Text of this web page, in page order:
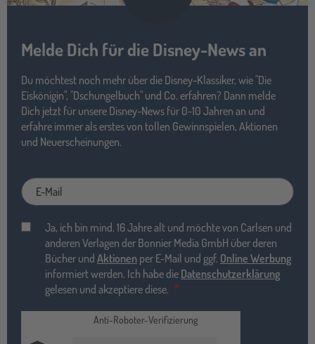
Melde Dich für die Disney-News an
Du möchtest noch mehr über die Disney-Klassiker, wie "Die
Eiskönigin", "Dschungelbuch" und Co. erfahren? Dann melde
Dich jetzt für unsere Disney-News für 0-10 Jahren an und
erfahre immer als erstes von tollen Gewinnspielen, Aktionen
und Neuerscheinungen.
E-
Mail
Ja, ich bin mind. 16 Jahre alt und möchte von Carlsen und
anderen Verlagen der Bonnier Media GmbH über deren
Bücher und Aktionen per E-Mail und ggf. Online Werbung
informiert werden. Ich habe die Datenschutzerklärung
gelesen und akzeptiere diese.
Anti-Roboter-Verifizierung